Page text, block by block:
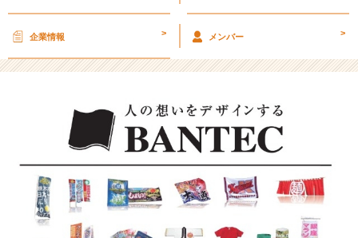
は？
会
ン
テ
ッ
ク
タ
ム
企業情報 > メンバー >